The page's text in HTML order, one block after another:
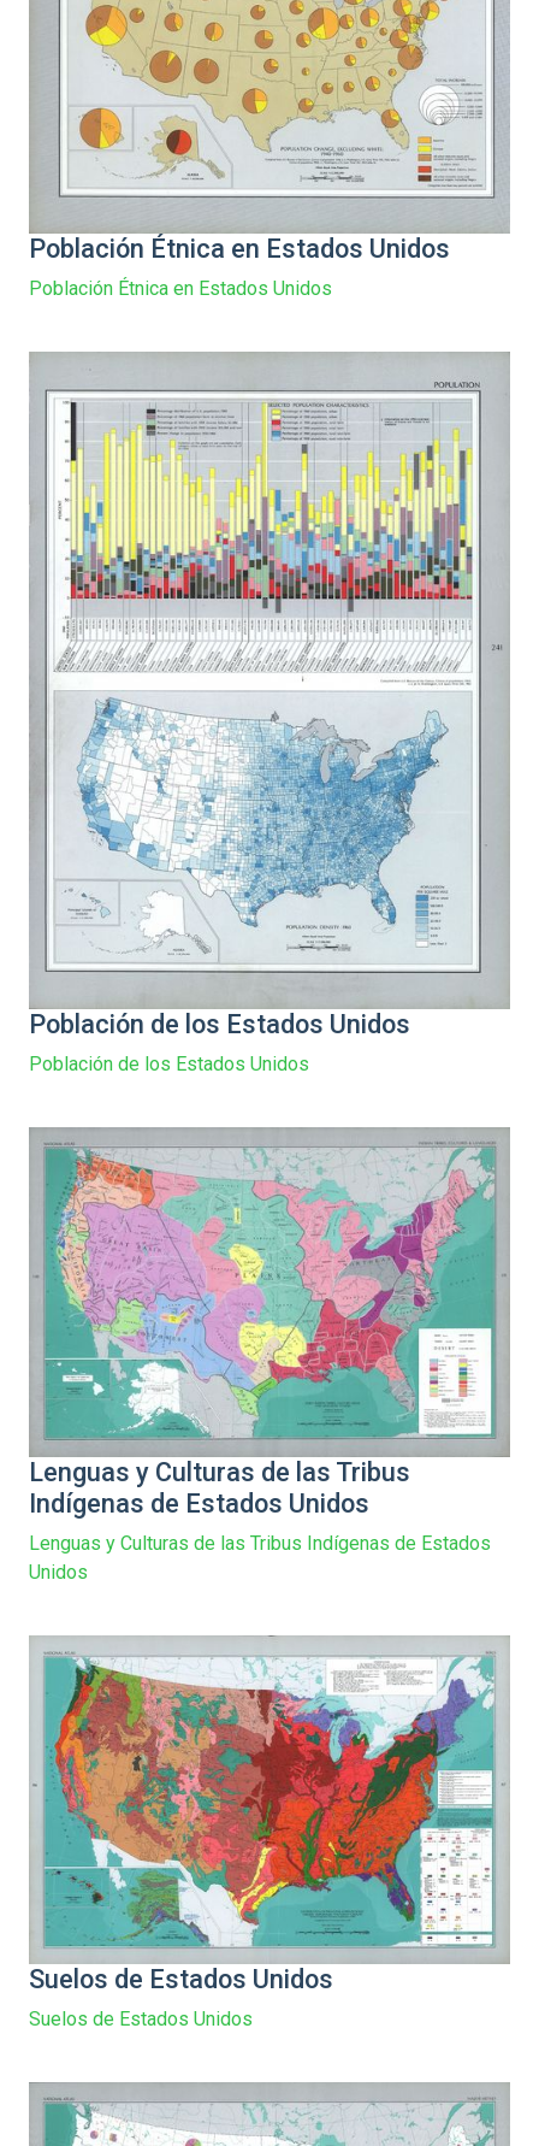
Población Étnica en Estados Unidos
Población Étnica en Estados Unidos
Población de los Estados Unidos
Población de los Estados Unidos
Lenguas y Culturas de las Tribus
Indígenas de Estados Unidos
Lenguas y Culturas de las Tribus Indígenas de Estados
Unidos
Suelos de Estados Unidos
Suelos de Estados Unidos